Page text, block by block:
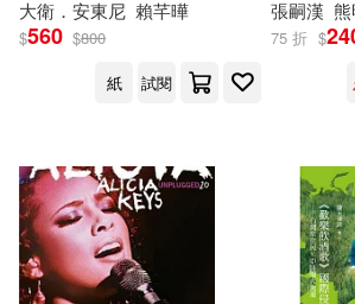
[美]亞歷山大（Alexander，R．
[美]以撒·阿西莫夫[IsaacAsimov]
[美]傑克·N·雷克夫(1)
[美]米德(1)
北京郵電大學出版社(2)
商業周刊(2) 外文出版社(2)
大牌出版(2)
大衛．安東尼 賴芊曄
$560 $800
紙
試閱
張嗣漢
75 折 $